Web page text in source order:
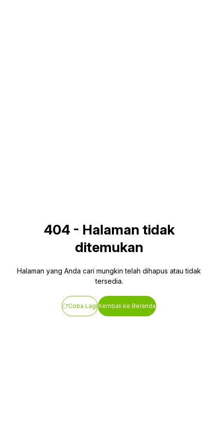
404- Halaman tidak
ditemukan
Halaman yang Anda cari mungkin telah dihapus atau tidak
tersedia.
Coba LagiKembali ke Beranda